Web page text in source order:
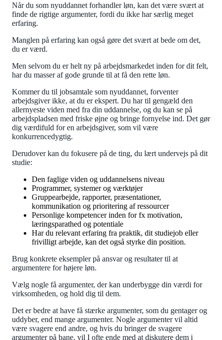
Når du som nyuddannet forhandler løn, kan det være svært at
finde de rigtige argumenter, fordi du ikke har særlig meget
erfaring.
Manglen på erfaring kan også gøre det svært at bede om det,
du er værd.
Men selvom du er helt ny på arbejdsmarkedet inden for dit felt,
har du masser af gode grunde til at få den rette løn.
Kommer du til jobsamtale som nyuddannet, forventer
arbejdsgiver ikke, at du er ekspert. Du har til gengæld den
allernyeste viden med fra din uddannelse, og du kan se på
arbejdspladsen med friske øjne og bringe fornyelse ind. Det gør
dig værdifuld for en arbejdsgiver, som vil være
konkurrencedygtig.
Derudover kan du fokusere på de ting, du lært undervejs på dit
studie:
Den faglige viden og uddannelsens niveau
Programmer, systemer og værktøjer
Gruppearbejde, rapporter, præsentationer,
kommunikation og prioritering af ressourcer
Personlige kompetencer inden for fx motivation,
læringsparathed og potentiale
Har du relevant erfaring fra praktik, dit studiejob eller
frivilligt arbejde, kan det også styrke din position.
Brug konkrete eksempler på ansvar og resultater til at
argumentere for højere løn.
Vælg nogle få argumenter, der kan underbygge din værdi for
virksomheden, og hold dig til dem.
Det er bedre at have få stærke argumenter, som du gentager og
uddyber, end mange argumenter. Nogle argumenter vil altid
være svagere end andre, og hvis du bringer de svagere
argumenter på bane, vil I ofte ende med at diskutere dem i